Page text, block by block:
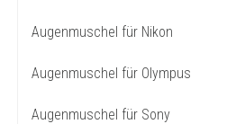
Augenmuschel für Nikon
Augenmuschel für Olympus
Augenmuschel für Sony